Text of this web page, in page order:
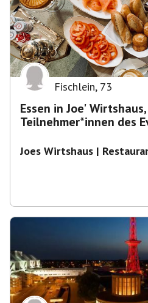
Fischlein, 73
Essen in Joe'
Teilnehmer*innen des
Joes Wirtshaus |